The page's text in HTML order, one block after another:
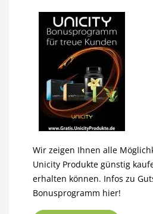
Wir zeigen Ihnen alle
Unicity Produkte günstig
erhalten können. Infos zu
Bonusprogramm hier!